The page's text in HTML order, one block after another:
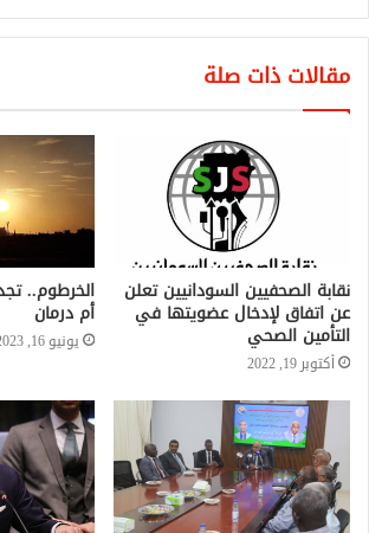
مقالات ذات صلة
نقابة الصحفيين السودانيين تعلن
عن اتفاق لإدخال عضويتها في
التأمين الصحي
أكتوبر 19, 2022
الخرطوم..
أم درمان
يونيو 16, 2023